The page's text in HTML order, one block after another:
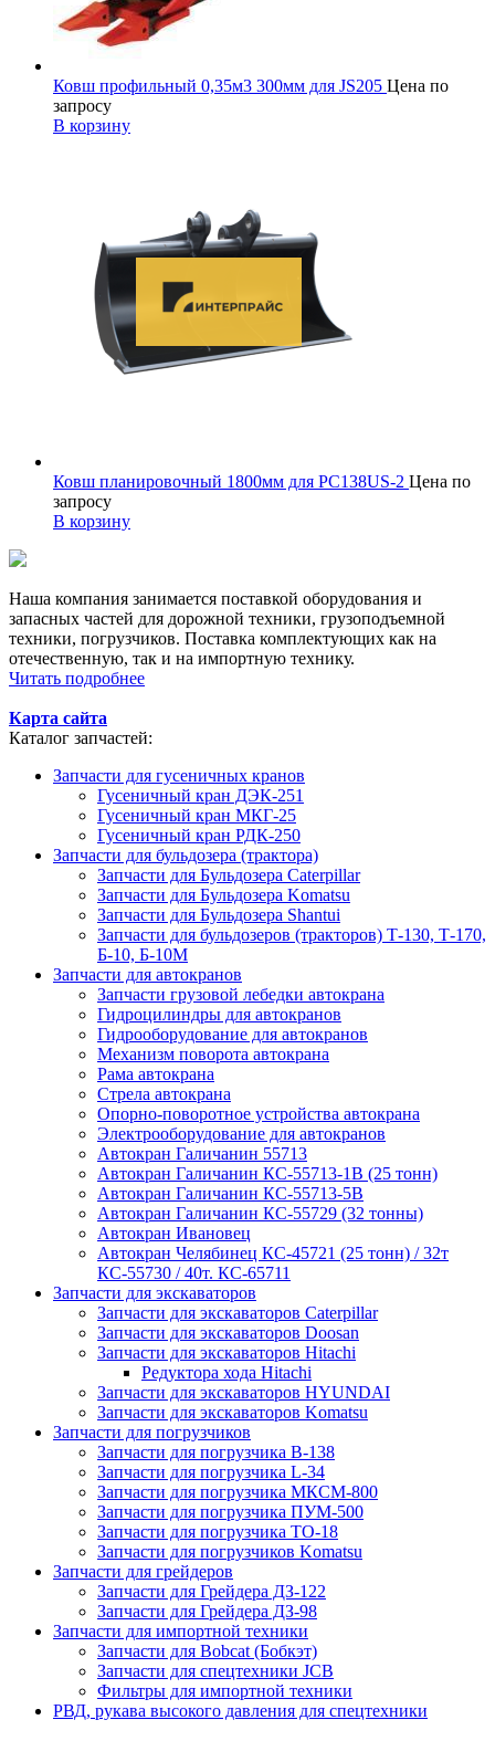
Ковш профильный 0,35м3 300мм для JS205 Цена по
запросу
В корзину
Ковш планировочный 1800мм для PC138US-2 Цена по
запросу
В корзину
Наша компания занимается поставкой оборудования и
запасных частей для дорожной техники, грузоподъемной
техники, погрузчиков. Поставка комплектующих как на
отечественную, так и на импортную технику.
Читать подробнее
Карта сайта
Каталог запчастей:
Запчасти для гусеничных кранов
Гусеничный кран ДЭК-251
Гусеничный кран МКГ-25
Гусеничный кран РДК-250
Запчасти для бульдозера (трактора)
Запчасти для Бульдозера Caterpillar
Запчасти для Бульдозера Komatsu
Запчасти для Бульдозера Shantui
Запчасти для бульдозеров (тракторов) Т-130, Т-170,
Б-10, Б-10М
Запчасти для автокранов
Запчасти грузовой лебедки автокрана
Гидроцилиндры для автокранов
Гидрооборудование для автокранов
Механизм поворота автокрана
Рама автокрана
Стрела автокрана
Опорно-поворотное устройства автокрана
Электрооборудование для автокранов
Автокран Галичанин 55713
Автокран Галичанин КС-55713-1В (25 тонн)
Автокран Галичанин КС-55713-5В
Автокран Галичанин КС-55729 (32 тонны)
Автокран Ивановец
Автокран Челябинец КС-45721 (25 тонн) / 32т
КС-55730 / 40т. КС-65711
Запчасти для экскаваторов
Запчасти для экскаваторов Caterpillar
Запчасти для экскаваторов Doosan
Запчасти для экскаваторов Hitachi
Редуктора хода Hitachi
Запчасти для экскаваторов HYUNDAI
Запчасти для экскаваторов Komatsu
Запчасти для погрузчиков
Запчасти для погрузчика B-138
Запчасти для погрузчика L-34
Запчасти для погрузчика МКСМ-800
Запчасти для погрузчика ПУМ-500
Запчасти для погрузчика ТО-18
Запчасти для погрузчиков Komatsu
Запчасти для грейдеров
Запчасти для Грейдера ДЗ-122
Запчасти для Грейдера ДЗ-98
Запчасти для импортной техники
Запчасти для Bobcat (Бобкэт)
Запчасти для спецтехники JCB
Фильтры для импортной техники
РВД, рукава высокого давления для спецтехники